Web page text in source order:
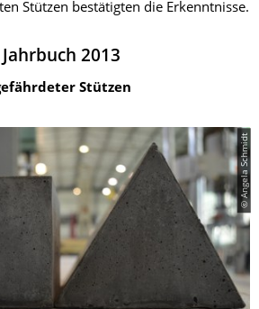
Stützen bestätigten die Erkenntnisse.
2013
Stützen
© Angela Schmidt